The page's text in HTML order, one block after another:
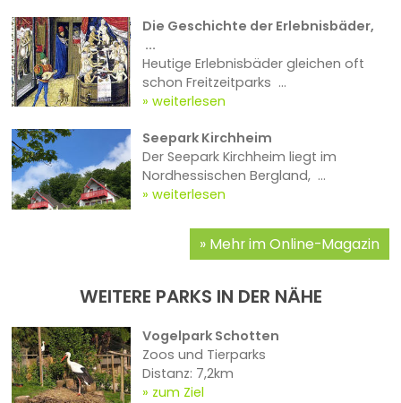
Die Geschichte der Erlebnisbäder,
...
Heutige Erlebnisbäder gleichen oft
schon Freitzeitparks ...
weiterlesen
Seepark Kirchheim
Der Seepark Kirchheim liegt im
Nordhessischen Bergland, ...
weiterlesen
Mehr im Online-Magazin
WEITERE PARKS IN DER NÄHE
Vogelpark Schotten
Zoos und Tierparks
Distanz: 7,2km
zum Ziel